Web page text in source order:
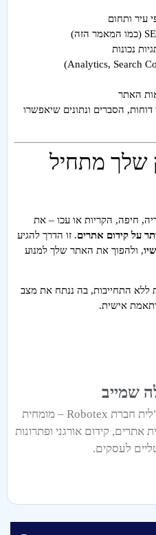
עיר ותחום
נכונות
האתר
דוחות, הסברים ונתונים שיאפשרו
שלך מתחיל
חיפה, הקריות או עכו – את
על קידום אתרים. זו הדרך להגיע
, ולהפוך את האתר שלך למנוע
ללא התחייבות, בה ננתח את מצב
אישית.
שמייב
מנכ"לית חברת Robotex – מומחית
אתרים, קידום אורגני ופתרונות
לעסקים.